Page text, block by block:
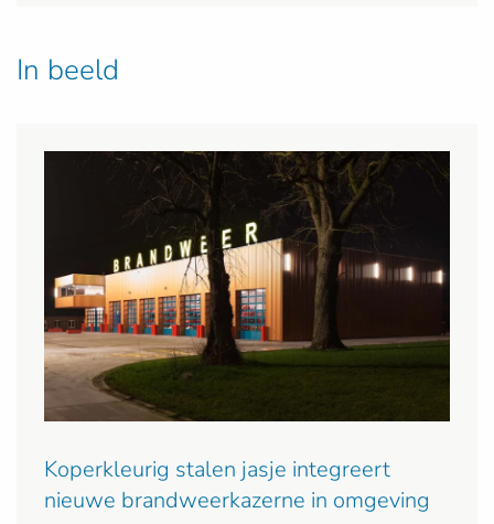
In beeld
Koperkleurig stalen jasje integreert
nieuwe brandweerkazerne in omgeving